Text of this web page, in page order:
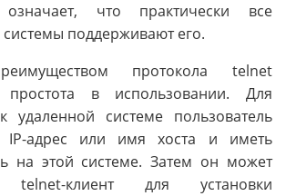
означает, что практически все
поддерживают его.
протокола telnet
простота в использовании. Для
удаленной системе пользователь
IP-адрес или имя хоста и иметь
на этой системе. Затем он может
telnet-клиент для установки